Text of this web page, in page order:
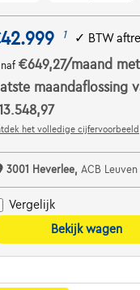
1 ✓ BTW
€649,27/maand
maandaflossing
het volledige cijfervoorbeeld
3001 Heverlee, ACB Leuven
Vergelijk
Bekijk wagen